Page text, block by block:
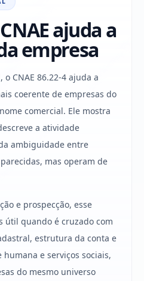
ajuda a
empresa
CNAE 86.22-4 ajuda a
coerente de empresas do
comercial. Ele mostra
a atividade
ambiguidade entre
mas operam de
e prospecção, esse
útil quando é cruzado com
estrutura da conta e
e serviços sociais,
do mesmo universo